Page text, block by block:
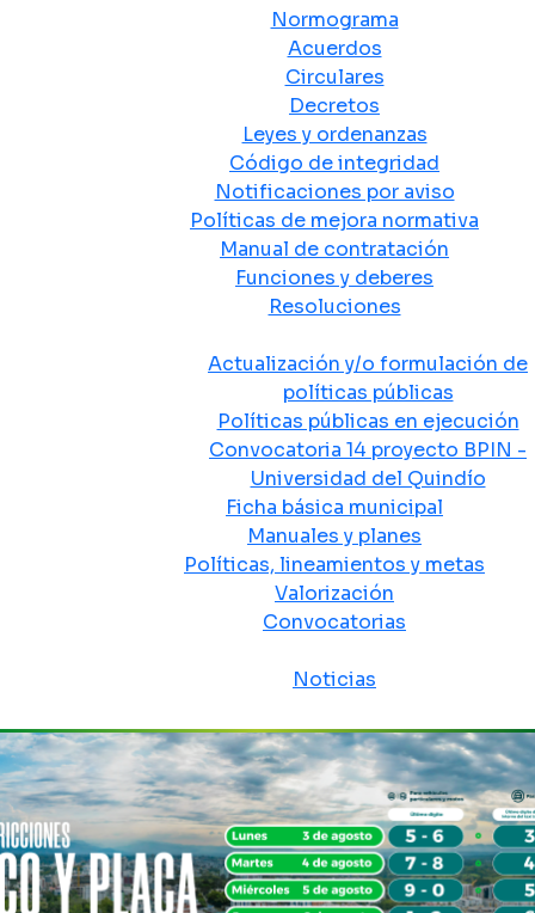
Normograma
Acuerdos
Circulares
Decretos
Leyes y ordenanzas
Código de integridad
Notificaciones por aviso
Políticas de mejora normativa
Manual de contratación
Funciones y deberes
Resoluciones
Actualización y/o formulación de
políticas públicas
Políticas públicas en ejecución
Convocatoria 14 proyecto BPIN -
Universidad del Quindío
Ficha básica municipal
Manuales y planes
Políticas, lineamientos y metas
Valorización
Convocatorias
Noticias